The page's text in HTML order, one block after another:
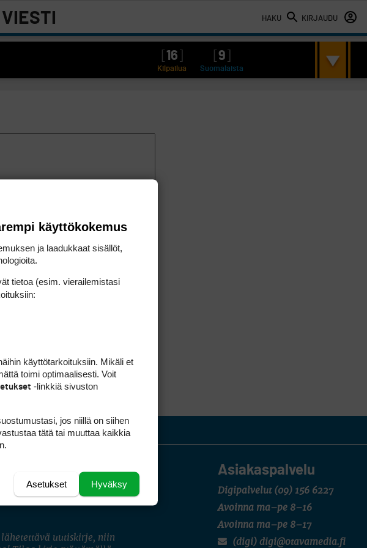
HAKU KIRJAUDU
16 9
Kilpailua Suomalaista
Asiakaspalvelu
Digipalvelut (09) 156 6227
Avoinna ma–pe 8–16
Avoinna ma–pe 8–17
(digi) digi@otavamedia.fi
uutiskirje, niin
käyttökokemus
ja laadukkaat sisällöt,
tietoa (esim. vierailemis­tasi
käyttötarkoituksiin. Mikäli et
toimi optimaalisesti. Voit
-linkkiä sivuston
jos niillä on siihen
tätä tai muuttaa kaikkia
Hyväksy
Asetukset